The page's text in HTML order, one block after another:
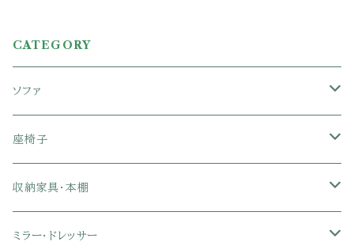
CATEGORY
ソファ
1人掛けソファ
2人掛けソファ
3人掛けソファ
座椅子
1人掛け座椅子
2人掛け座椅子
収納家具・本棚
カラーボックス
ミラー・ドレッサー